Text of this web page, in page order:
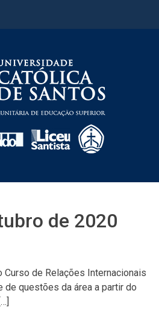
de 2020
Curso de Relações Internacionais
de questões da área a partir do